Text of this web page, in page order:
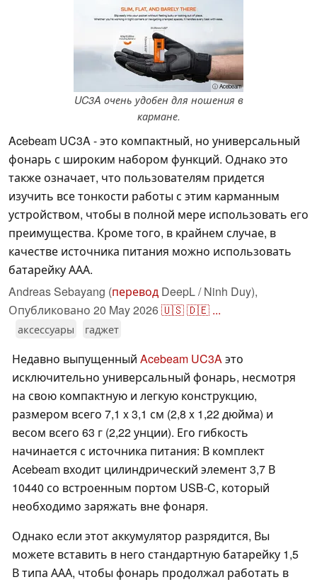
ⓘ Acebeam
UC3A очень удобен для ношения в
кармане.
Acebeam UC3A - это компактный, но универсальный
фонарь с широким набором функций. Однако это
также означает, что пользователям придется
изучить все тонкости работы с этим карманным
устройством, чтобы в полной мере использовать его
преимущества. Кроме того, в крайнем случае, в
качестве источника питания можно использовать
батарейку ААА.
Andreas Sebayang (перевод DeepL / Ninh Duy),
Опубликовано 20 May 2026🇺🇸🇩🇪 ...
аксессуары гаджет
Недавно выпущенный Acebeam UC3Aэто
исключительно универсальный фонарь, несмотря
на свою компактную и легкую конструкцию,
размером всего 7,1 x 3,1 см (2,8 x 1,22 дюйма) и
весом всего 63 г (2,22 унции). Его гибкость
начинается с источника питания: В комплект
Acebeam входит цилиндрический элемент 3,7 В
10440 со встроенным портом USB-C, который
необходимо заряжать вне фонаря.
Однако если этот аккумулятор разрядится, Вы
можете вставить в него стандартную батарейку 1,5
В типа ААА, чтобы фонарь продолжал работать в